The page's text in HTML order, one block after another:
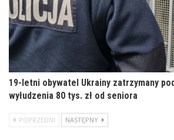
19-letni obywatel Ukrainy zatrzymany
wyłudzenia 80 tys. zł od seniora
POPRZEDNI NASTĘPNY